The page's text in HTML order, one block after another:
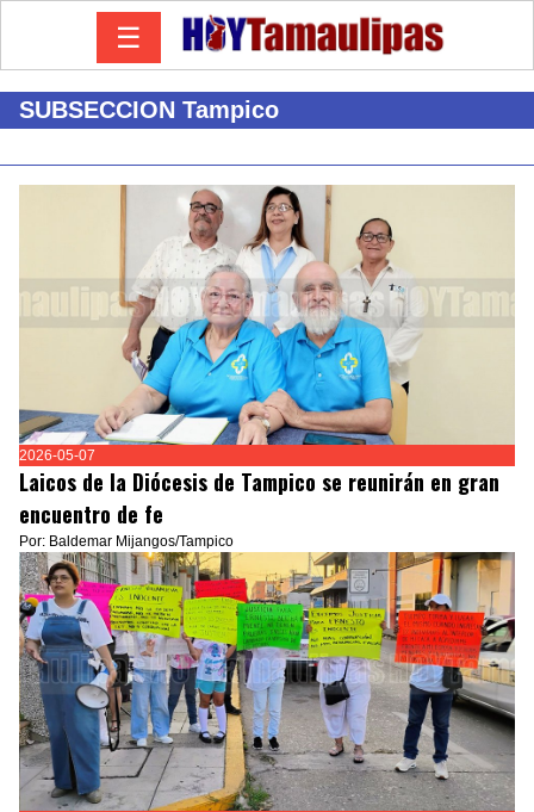
☰
SUBSECCION Tampico
2026-05-07
Laicos de la Diócesis de Tampico se reunirán en gran
encuentro de fe
Por: Baldemar Mijangos/Tampico